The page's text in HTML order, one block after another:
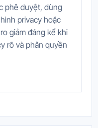
phê duyệt, dùng
privacy hoặc
giảm đáng kể khi
rõ và phân quyền